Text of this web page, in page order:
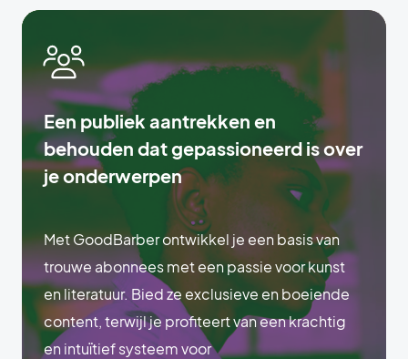
Een publiek aantrekken en
behouden dat gepassioneerd is over
je onderwerpen
Met GoodBarber ontwikkel je een basis van
trouwe abonnees met een passie voor kunst
en literatuur. Bied ze exclusieve en boeiende
content, terwijl je profiteert van een krachtig
en intuïtief systeem voor